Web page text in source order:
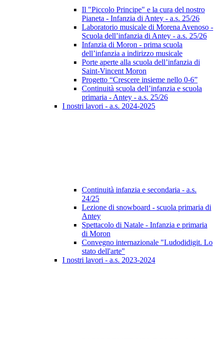
Il "Piccolo Principe" e la cura del nostro
Pianeta - Infanzia di Antey - a.s. 25/26
Laboratorio musicale di Morena Avenoso -
Scuola dell’infanzia di Antey - a.s. 25/26
Infanzia di Moron - prima scuola
dell’infanzia a indirizzo musicale
Porte aperte alla scuola dell’infanzia di
Saint-Vincent Moron
Progetto “Crescere insieme nello 0-6”
Continuità scuola dell’infanzia e scuola
primaria - Antey - a.s. 25/26
I nostri lavori - a.s. 2024-2025
Continuità infanzia e secondaria - a.s.
24/25
Lezione di snowboard - scuola primaria di
Antey
Spettacolo di Natale - Infanzia e primaria
di Moron
Convegno internazionale "Ludodidigit. Lo
stato dell'arte"
I nostri lavori - a.s. 2023-2024